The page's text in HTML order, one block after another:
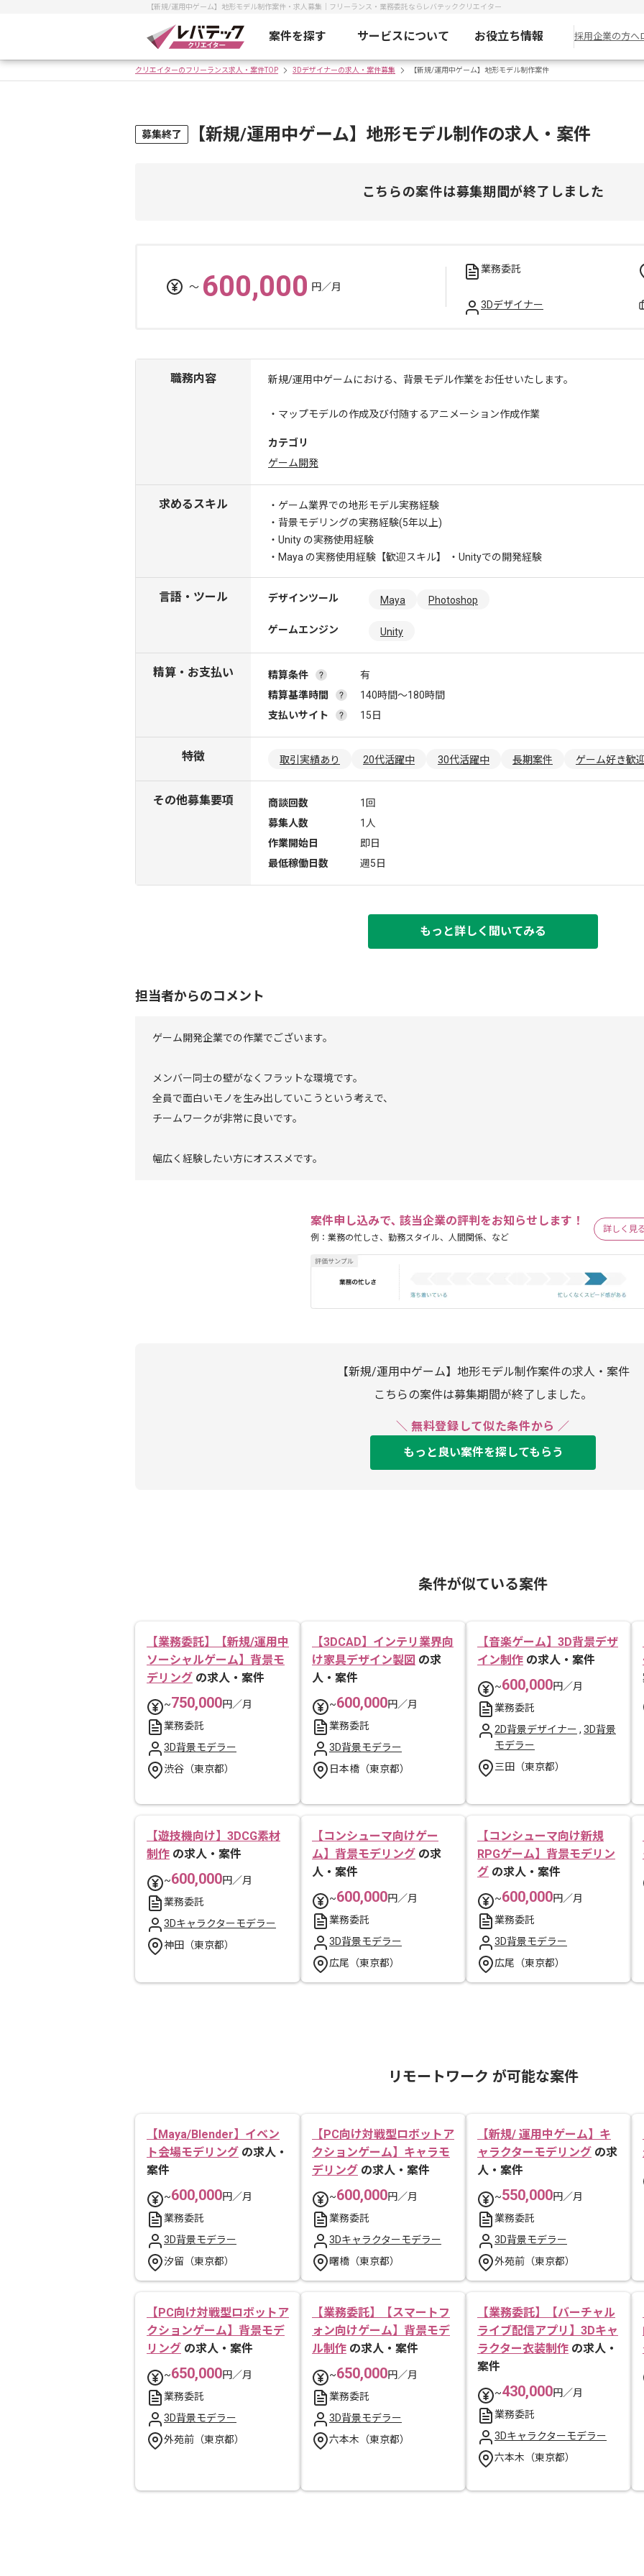
【新規/運用中ゲーム】地形モデル制作案件・求人募集｜フリーランス・業務委託ならレバテッククリエイター
案件を探す サービスについて お役立ち情報 採用企業の方へ
クリエイターのフリーランス求人・案件TOP 3Dデザイナーの求人・案件募集 【新規/運用中ゲーム】地形モデル制作案件
募集終了 【新規/運用中ゲーム】地形モデル制作の求人・案件
こちらの案件は募集期間が終了しました
〜 600,000 円／月
業務委託
3Dデザイナー
職務内容 新規/運用中ゲームにおける、背景モデル作業をお任せいたします。
・マップモデルの作成及び付随するアニメーション作成作業
カテゴリ
ゲーム開発
求めるスキル
・ゲーム業界での地形モデル実務経験
・背景モデリングの実務経験(5年以上)
・Unity の実務使用経験
・Maya の実務使用経験 【歓迎スキル】 ・Unityでの開発経験
言語・ツール デザインツール Maya Photoshop
ゲームエンジン Unity
精算・お支払い 精算条件
有
精算基準時間
140時間〜180時間
支払いサイト
15日
特徴 取引実績あり 20代活躍中 30代活躍中 長期案件 ゲーム好き歓
その他募集要項 商談回数
1回
募集人数
1人
作業開始日
即日
最低稼働日数
週5日
もっと詳しく聞いてみる
担当者からのコメント
ゲーム開発企業での作業でございます。
メンバー同士の壁がなくフラットな環境です。
全員で面白いモノを生み出していこうという考えで、
チームワークが非常に良いです。
幅広く経験したい方にオススメです。
案件申し込みで､ 該当企業の評判をお知らせします！
例：業務の忙しさ、勤務スタイル、人間関係、など
詳しく見
【新規/運用中ゲーム】地形モデル制作案件の求人・案件
こちらの案件は募集期間が終了しました。
＼ 無料登録して似た条件から ／
もっと良い案件を探してもらう
条件が似ている案件
【業務委託】【新規/運用中
ソーシャルゲーム】背景モ
デリング の求人・案件
~750,000円／月
業務委託
3D背景モデラー
渋谷（東京都）
【3DCAD】インテリ業界向
け家具デザイン製図 の求
人・案件
~600,000円／月
業務委託
3D背景モデラー
日本橋（東京都）
【音楽ゲーム】3D背景デザ
イン制作 の求人・案件
~600,000円／月
業務委託
2D背景デザイナー , 3D背景
モデラー
三田（東京都）
【遊技機向け】3DCG素材
制作 の求人・案件
~600,000円／月
業務委託
3Dキャラクターモデラー
神田（東京都）
【コンシューマ向けゲー
ム】背景モデリング の求
人・案件
~600,000円／月
業務委託
3D背景モデラー
広尾（東京都）
【コンシューマ向け新規
RPGゲーム】背景モデリン
グ の求人・案件
~600,000円／月
業務委託
3D背景モデラー
広尾（東京都）
リモートワーク が可能な案件
【Maya/Blender】イベン
ト会場モデリング の求人・
案件
~600,000円／月
業務委託
3D背景モデラー
汐留（東京都）
【PC向け対戦型ロボットア
クションゲーム】キャラモ
デリング の求人・案件
~600,000円／月
業務委託
3Dキャラクターモデラー
曙橋（東京都）
【新規/ 運用中ゲーム】キ
ャラクターモデリング の求
人・案件
~550,000円／月
業務委託
3D背景モデラー
外苑前（東京都）
【PC向け対戦型ロボットア
クションゲーム】背景モデ
リング の求人・案件
~650,000円／月
業務委託
3D背景モデラー
外苑前（東京都）
【業務委託】【スマートフ
ォン向けゲーム】背景モデ
ル制作 の求人・案件
~650,000円／月
業務委託
3D背景モデラー
六本木（東京都）
【業務委託】【バーチャル
ライブ配信アプリ】3Dキャ
ラクター衣装制作 の求人・
案件
~430,000円／月
業務委託
3Dキャラクターモデラー
六本木（東京都）